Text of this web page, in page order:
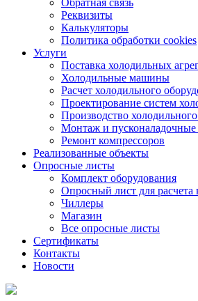
Обратная связь
Реквизиты
Калькуляторы
Политика обработки cookies
Услуги
Поставка холодильных
Холодильные машины
Расчет холодильного
Проектирование систем
Производство
Монтаж и пусконаладочные
Ремонт компрессоров
Реализованные объекты
Опросные листы
Комплект оборудования
Опросный лист для расчета
Чиллеры
Магазин
Все опросные листы
Сертификаты
Контакты
Новости